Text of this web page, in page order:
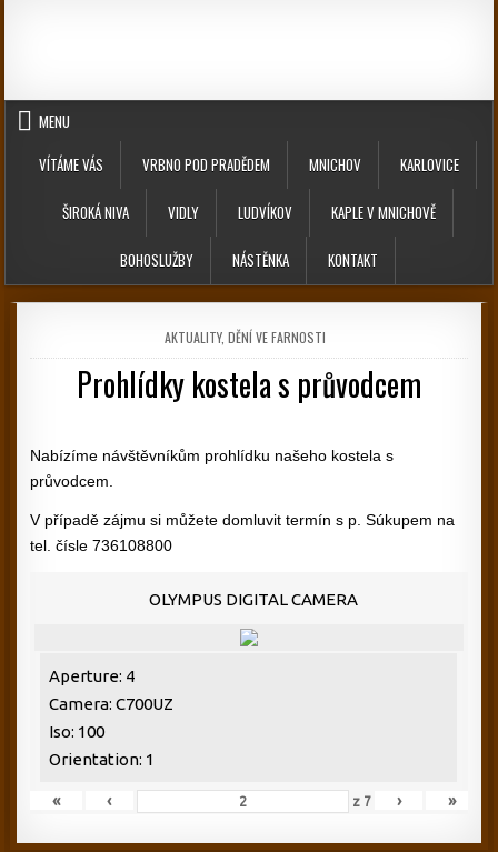
MENU
VÍTÁME VÁS
VRBNO POD PRADĚDEM MNICHOV KARLOVICE
ŠIROKÁ NIVA VIDLY LUDVÍKOV KAPLE V MNICHOVĚ
BOHOSLUŽBY NÁSTĚNKA KONTAKT
POSTED IN
AKTUALITY, DĚNÍ VE FARNOSTI
Prohlídky kostela s průvodcem
Nabízíme návštěvníkům prohlídku našeho kostela s
průvodcem.
V případě zájmu si můžete domluvit termín s p. Súkupem na
tel. čísle 736108800
OLYMPUS DIGITAL CAMERA
Aperture: 4
Camera: C700UZ
Iso: 100
Orientation: 1
« ‹ z 7 › »